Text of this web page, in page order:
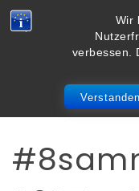
Wir
verbessen.
Verstanden
Skip to content
Vielbegabt.de
#8sammeln